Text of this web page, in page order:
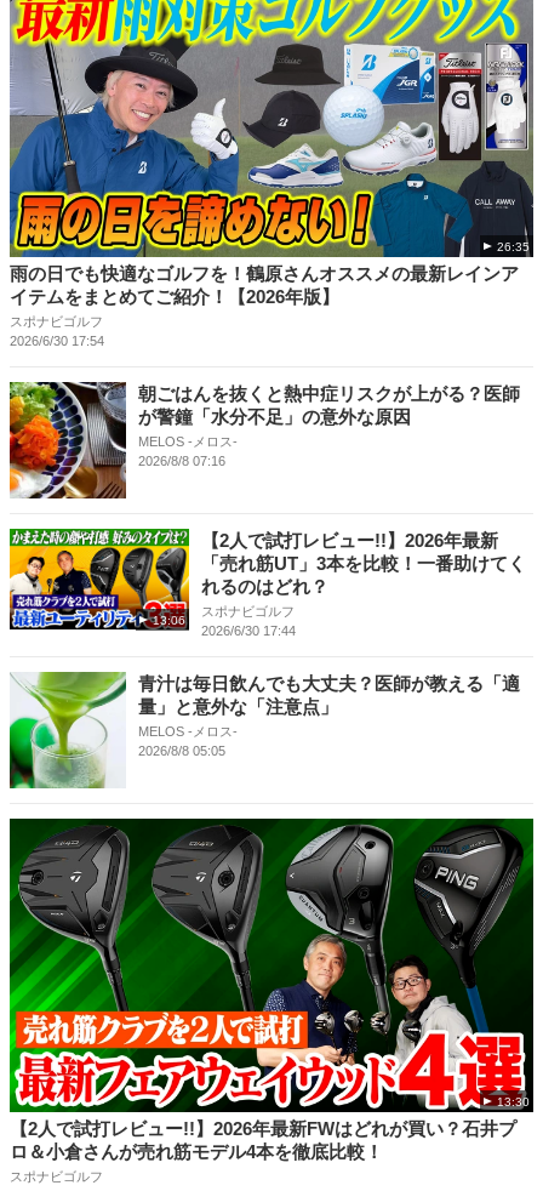
26:35
雨の日でも快適なゴルフを！鶴原さんオススメの最新レインア
イテムをまとめてご紹介！【2026年版】
スポナビゴルフ
2026/6/30 17:54
朝ごはんを抜くと熱中症リスクが上がる？医師
が警鐘「水分不足」の意外な原因
MELOS -メロス-
2026/8/8 07:16
13:06
【2人で試打レビュー!!】2026年最新
「売れ筋UT」3本を比較！一番助けてく
れるのはどれ？
スポナビゴルフ
2026/6/30 17:44
青汁は毎日飲んでも大丈夫？医師が教える「適
量」と意外な「注意点」
MELOS -メロス-
2026/8/8 05:05
13:30
【2人で試打レビュー!!】2026年最新FWはどれが買い？石井プ
ロ＆小倉さんが売れ筋モデル4本を徹底比較！
スポナビゴルフ